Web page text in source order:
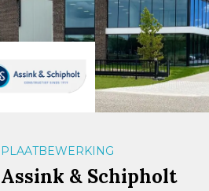
AUTOMATISERING
Widenhorn